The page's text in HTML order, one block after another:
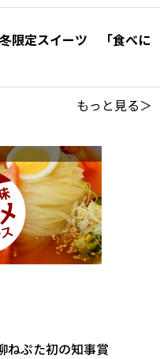
限定スイーツ 「食べに
もっと見る＞
ぷた初の知事賞